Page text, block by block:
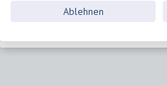
Ablehnen